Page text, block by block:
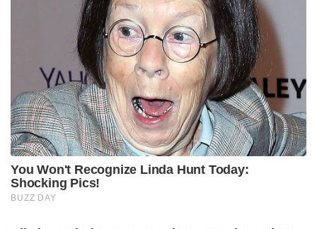
You Won't Recognize Linda Hunt Today:
Shocking Pics!
BUZZ DAY